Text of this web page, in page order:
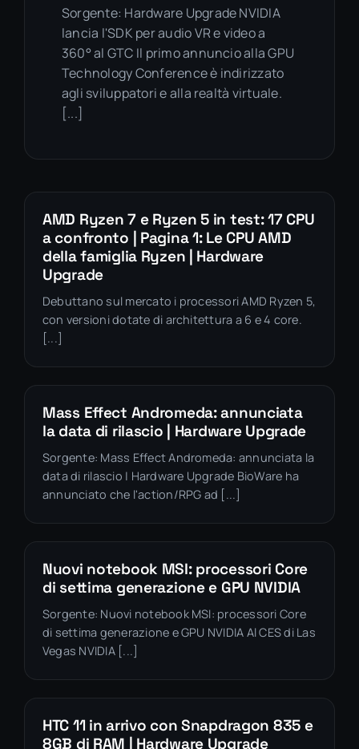
Sorgente: Hardware Upgrade NVIDIA
lancia l'SDK per audio VR e video a
360° al GTC Il primo annuncio alla GPU
Technology Conference è indirizzato
agli sviluppatori e alla realtà virtuale.
[...]
AMD Ryzen 7 e Ryzen 5 in test: 17 CPU
a confronto | Pagina 1: Le CPU AMD
della famiglia Ryzen | Hardware
Upgrade
Debuttano sul mercato i processori AMD Ryzen 5,
con versioni dotate di architettura a 6 e 4 core.
[...]
Mass Effect Andromeda: annunciata
la data di rilascio | Hardware Upgrade
Sorgente: Mass Effect Andromeda: annunciata la
data di rilascio | Hardware Upgrade BioWare ha
annunciato che l'action/RPG ad [...]
Nuovi notebook MSI: processori Core
di settima generazione e GPU NVIDIA
Sorgente: Nuovi notebook MSI: processori Core
di settima generazione e GPU NVIDIA Al CES di Las
Vegas NVIDIA [...]
HTC 11 in arrivo con Snapdragon 835 e
8GB di RAM | Hardware Upgrade